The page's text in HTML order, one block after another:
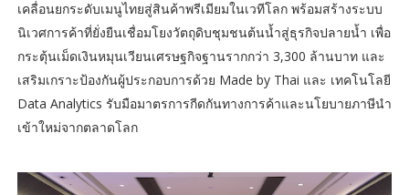
เคลื่อนยกระดับเมนูไทยสู่สินค้าพรีเมียมในเวทีโลก พร้อมสร้างระบบ
นิเวศการค้าที่ยั่งยืนเชื่อมโยงวัตถุดิบชุมชนต้นน้ำสู่ธุรกิจปลายน้ำ เพื่อ
กระตุ้นเม็ดเงินหมุนเวียนเศรษฐกิจฐานรากกว่า 3,300 ล้านบาท และ
เสริมเกราะป้องกันผู้ประกอบการด้วย Made by Thai และ เทคโนโลยี
Data Analytics รับมือมาตรการกีดกันทางการค้าและนโยบายภาษีนำ
เข้าใหม่จากตลาดโลก